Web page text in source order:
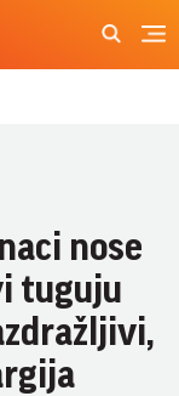
nose
tuguju